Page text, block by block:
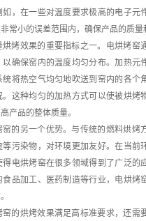
，在一些对温度要求极高的电子元
常小的误差范围内，确保产品的质量
烤效果的重要指标之一。电烘烤窑
确保窑内的温度均匀分布。加热元
将热空气均匀地吹送到窑内的各个
。这种均匀的加热方式可以使被烘烤
产品的整体质量。
的另一个优势。与传统的燃料烘烤
污染物，对环境更加友好。在当前
电烘烤窑在很多领域得到了广泛的
品加工、医药制造等行业，电烘烤
的烘烤效果满足高标准要求，还需